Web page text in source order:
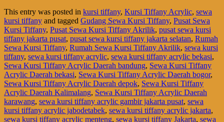
This entry was posted in kursi tiffany, Kursi Tiffany Acrylic, sewa
kursi tiffany and tagged Gudang Sewa Kursi Tiffany, Pusat Sewa
Kursi Tiffany, Pusat Sewa Kursi Tiffany Akrilik, pusat sewa kursi
tiffany jakarta pusat, pusat sewa kursi tiffany jakarta selatan, Rumah
Sewa Kursi Tiffany, Rumah Sewa Kursi Tiffany Akrilik, sewa kursi
tiffany, sewa kursi tiffany acrylic, sewa kursi tiffany acrylic bekasi,
Sewa Kursi Tiffany Acrylic Daerah bandung, Sewa Kursi Tiffany
Acrylic Daerah bekasi, Sewa Kursi Tiffany Acrylic Daerah bogor,
Sewa Kursi Tiffany Acrylic Daerah depok, Sewa Kursi Tiffany
Acrylic Daerah Kalimalang, Sewa Kursi Tiffany Acrylic Daerah
karawang, sewa kursi tiffany acrylic gambir jakarta pusat, sewa
kursi tiffany acrylic jabodetabek, sewa kursi tiffany acrylic jakarta,
sewa kursi tiffany acrylic menteng, sewa kursi tiffany Jakarta, sewa